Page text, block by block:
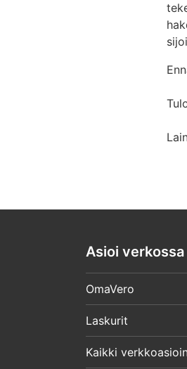
Asioi verkossa
OmaVero
Laskurit
Kaikki